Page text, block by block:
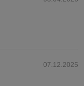
07.12.2025